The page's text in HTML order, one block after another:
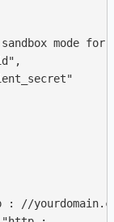
mode for
: //